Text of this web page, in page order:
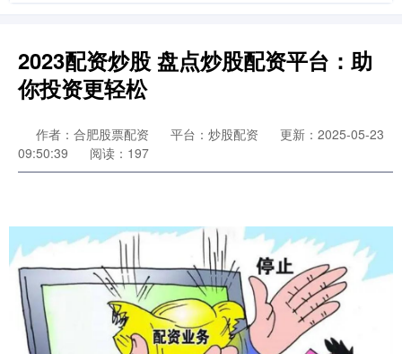
2023配资炒股 盘点炒股配资平台：助
你投资更轻松
作者：合肥股票配资 平台：炒股配资
更新：2025-05-23
09:50:39
阅读：197